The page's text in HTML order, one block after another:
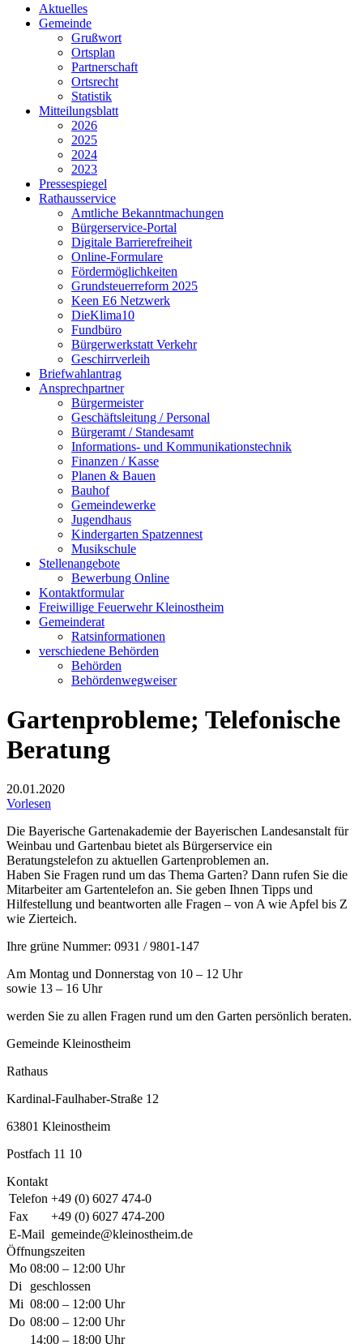
Aktuelles
Gemeinde
Grußwort
Ortsplan
Partnerschaft
Ortsrecht
Statistik
Mitteilungsblatt
2026
2025
2024
2023
Pressespiegel
Rathausservice
Amtliche Bekanntmachungen
Bürgerservice-Portal
Digitale Barrierefreiheit
Online-Formulare
Fördermöglichkeiten
Grundsteuerreform 2025
Keen E6 Netzwerk
DieKlima10
Fundbüro
Bürgerwerkstatt Verkehr
Geschirrverleih
Briefwahlantrag
Ansprechpartner
Bürgermeister
Geschäftsleitung / Personal
Bürgeramt / Standesamt
Informations- und Kommunikationstechnik
Finanzen / Kasse
Planen & Bauen
Bauhof
Gemeindewerke
Jugendhaus
Kindergarten Spatzennest
Musikschule
Stellenangebote
Bewerbung Online
Kontaktformular
Freiwillige Feuerwehr Kleinostheim
Gemeinderat
Ratsinformationen
verschiedene Behörden
Behörden
Behördenwegweiser
Gartenprobleme; Telefonische
Beratung
20.01.2020
Vorlesen
Die Bayerische Gartenakademie der Bayerischen Landesanstalt für
Weinbau und Gartenbau bietet als Bürgerservice ein
Beratungstelefon zu aktuellen Gartenproblemen an.
Haben Sie Fragen rund um das Thema Garten? Dann rufen Sie die
Mitarbeiter am Gartentelefon an. Sie geben Ihnen Tipps und
Hilfestellung und beantworten alle Fragen – von A wie Apfel bis Z
wie Zierteich.
Ihre grüne Nummer: 0931 / 9801-147
Am Montag und Donnerstag von 10 – 12 Uhr
sowie 13 – 16 Uhr
werden Sie zu allen Fragen rund um den Garten persönlich beraten.
Gemeinde Kleinostheim
Rathaus
Kardinal-Faulhaber-Straße 12
63801 Kleinostheim
Postfach 11 10
Kontakt
Telefon +49 (0) 6027 474-0
Fax
+49 (0) 6027 474-200
E-Mail gemeinde@kleinostheim.de
Öffnungszeiten
Mo 08:00 – 12:00 Uhr
Di
geschlossen
Mi 08:00 – 12:00 Uhr
Do 08:00 – 12:00 Uhr
14:00 – 18:00 Uhr